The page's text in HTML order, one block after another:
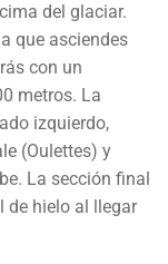
del glaciar.
que asciendes
con un
metros. La
izquierdo,
(Oulettes) y
La sección final
de hielo al llegar